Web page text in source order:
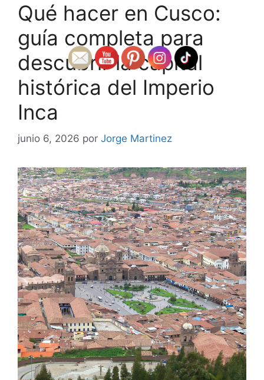
Qué hacer en Cusco:
guía completa para
descubrir la capital
histórica del Imperio
Inca
junio 6, 2026 por Jorge Martinez